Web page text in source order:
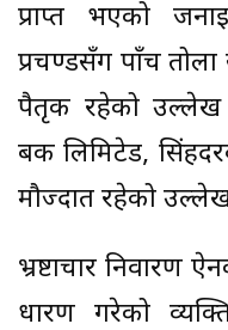
प्राप्त भएको
प्रचण्डसँग पाँच
पैतृक रहेको उल्लेख
बैंक लिमिटेड,
मौज्दात रहेको
भ्रष्टाचार निवारण
धारण गरेको